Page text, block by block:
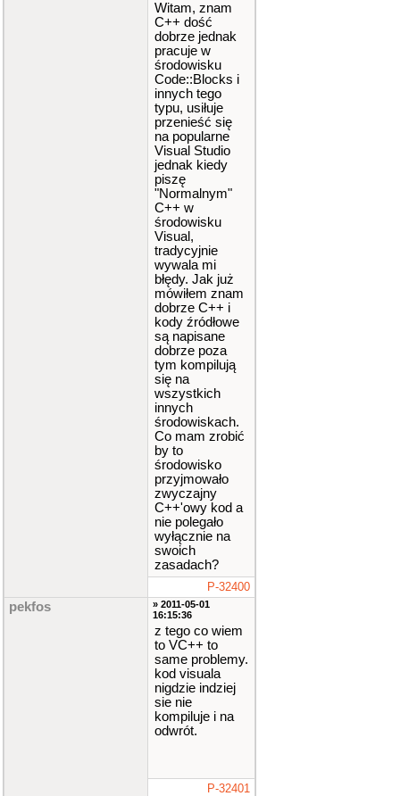
Witam, znam
C++ dość
dobrze jednak
pracuje w
środowisku
Code::Blocks i
innych tego
typu, usiłuje
przenieść się
na popularne
Visual Studio
jednak kiedy
piszę
"Normalnym"
C++ w
środowisku
Visual,
tradycyjnie
wywala mi
błędy. Jak już
mówiłem znam
dobrze C++ i
kody źródłowe
są napisane
dobrze poza
tym kompilują
się na
wszystkich
innych
środowiskach.
Co mam zrobić
by to
środowisko
przyjmowało
zwyczajny
C++'owy kod a
nie polegało
wyłącznie na
swoich
zasadach?
P-32400
pekfos
» 2011-05-01
16:15:36
z tego co wiem
to VC++ to
same problemy.
kod visuala
nigdzie indziej
sie nie
kompiluje i na
odwrót.
P-32401